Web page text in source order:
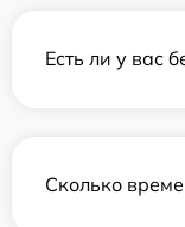
Есть ли у вас
Сколько